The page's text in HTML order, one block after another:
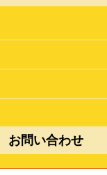
お問い合わせ